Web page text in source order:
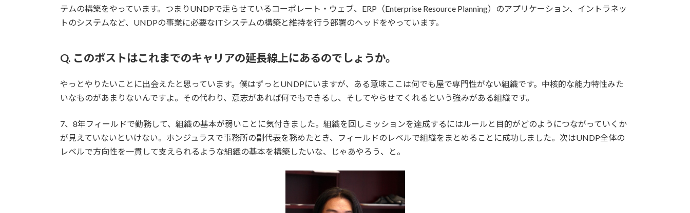
テムの構築をやっています。つまりUNDPで走らせているコーポレート・ウェブ、ERP（Enterprise Resource Planning）のアプリケーション、イントラネッ
トのシステムなど、UNDPの事業に必要なITシステムの構築と維持を行う部署のヘッドをやっています。
Q. このポストはこれまでのキャリアの延長線上にあるのでしょうか。
やっとやりたいことに出会えたと思っています。僕はずっとUNDPにいますが、ある意味ここは何でも屋で専門性がない組織です。中核的な能力特性みた
いなものがあまりないんですよ。その代わり、意志があれば何でもできるし、そしてやらせてくれるという強みがある組織です。
7、8年フィールドで勤務して、組織の基本が弱いことに気付きました。組織を回しミッションを達成するにはルールと目的がどのようにつながっていくか
が見えていないといけない。ホンジュラスで事務所の副代表を務めたとき、フィールドのレベルで組織をまとめることに成功しました。次はUNDP全体の
レベルで方向性を一貫して支えられるような組織の基本を構築したいな、じゃあやろう、と。